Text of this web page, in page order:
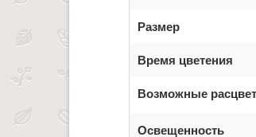
Размер
Время цветения
Возможные
Освещенность